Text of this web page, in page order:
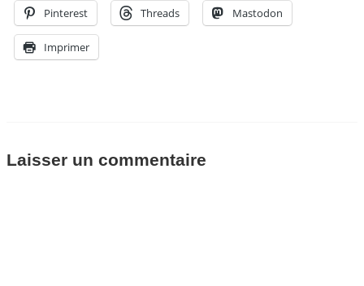
Pinterest Threads Mastodon
Imprimer
Laisser un commentaire